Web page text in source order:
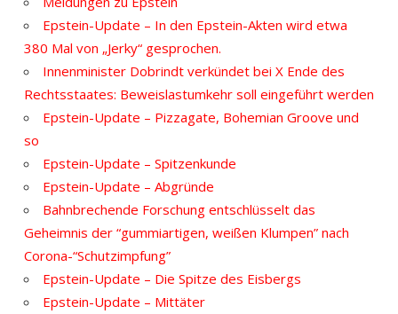
Epstein-Update – In den Epstein-Akten wird etwa
380 Mal von „Jerky“ gesprochen.
Innenminister Dobrindt verkündet bei X Ende des
Rechtsstaates: Beweislastumkehr soll eingeführt werden
Epstein-Update – Pizzagate, Bohemian Groove und
so
Epstein-Update – Spitzenkunde
Epstein-Update – Abgründe
Bahnbrechende Forschung entschlüsselt das
Geheimnis der “gummiartigen, weißen Klumpen” nach
Corona-“Schutzimpfung”
Epstein-Update – Die Spitze des Eisbergs
Epstein-Update – Mittäter